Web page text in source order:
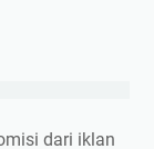
dari iklan